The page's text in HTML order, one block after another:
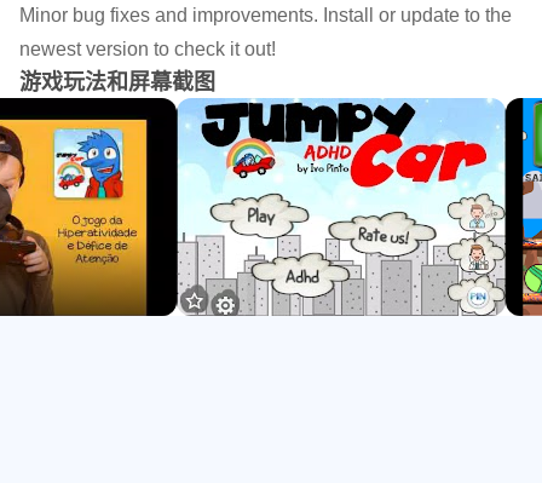
话，并解释一些关于ADHD的知识。游戏分为四个主要章
节：
1）“什么是ADHD？”
2）“ADHD的成因是什么？”
3）“如何克服ADHD？”
4）“克服ADHD！！”
[新增] 您现在可以免费畅玩此免费版本的所有关卡。游戏共
有32个关卡。您可以使用游戏中收集的金币解锁新章节。
Minor bug fixes and improvements. Install or update to the
newest version to check it out!
游戏玩法和屏幕截图